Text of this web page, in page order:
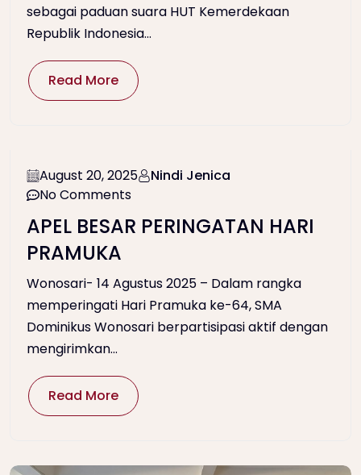
sebagai paduan suara HUT Kemerdekaan
Republik Indonesia...
Read More
August 20, 2025
Nindi Jenica
No Comments
APEL BESAR PERINGATAN HARI
PRAMUKA
Wonosari- 14 Agustus 2025 – Dalam rangka
memperingati Hari Pramuka ke-64, SMA
Dominikus Wonosari berpartisipasi aktif dengan
mengirimkan...
Read More